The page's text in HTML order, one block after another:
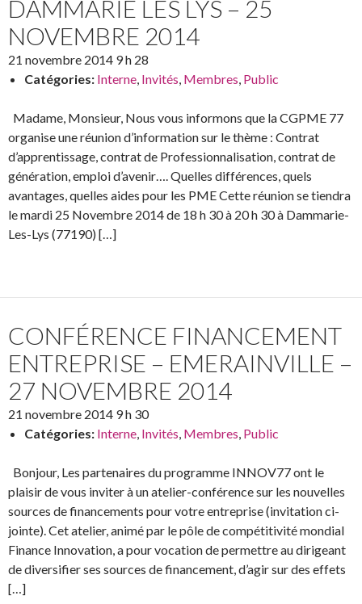
DAMMARIE LES LYS – 25
NOVEMBRE 2014
21 novembre 2014 9 h 28
Catégories: Interne, Invités, Membres, Public
Madame, Monsieur, Nous vous informons que la CGPME 77
organise une réunion d’information sur le thème : Contrat
d’apprentissage, contrat de Professionnalisation, contrat de
génération, emploi d’avenir…. Quelles différences, quels
avantages, quelles aides pour les PME Cette réunion se tiendra
le mardi 25 Novembre 2014 de 18 h 30 à 20 h 30 à Dammarie-
Les-Lys (77190) […]
CONFÉRENCE FINANCEMENT
ENTREPRISE – EMERAINVILLE –
27 NOVEMBRE 2014
21 novembre 2014 9 h 30
Catégories: Interne, Invités, Membres, Public
Bonjour, Les partenaires du programme INNOV77 ont le
plaisir de vous inviter à un atelier-conférence sur les nouvelles
sources de financements pour votre entreprise (invitation ci-
jointe). Cet atelier, animé par le pôle de compétitivité mondial
Finance Innovation, a pour vocation de permettre au dirigeant
de diversifier ses sources de financement, d’agir sur des effets
[…]